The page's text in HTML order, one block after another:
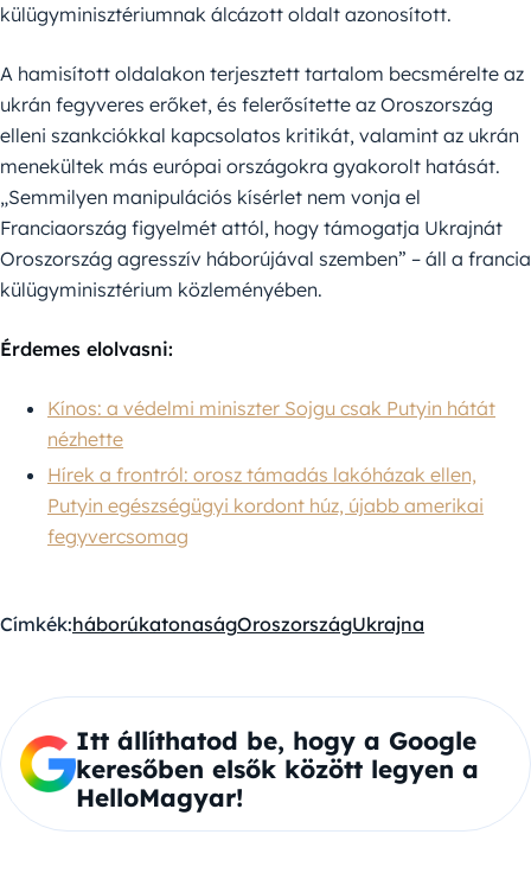
külügyminisztériumnak álcázott oldalt azonosított.
A hamisított oldalakon terjesztett tartalom becsmérelte az
ukrán fegyveres erőket, és felerősítette az Oroszország
elleni szankciókkal kapcsolatos kritikát, valamint az ukrán
menekültek más európai országokra gyakorolt hatását.
„Semmilyen manipulációs kísérlet nem vonja el
Franciaország figyelmét attól, hogy támogatja Ukrajnát
Oroszország agresszív háborújával szemben” – áll a francia
külügyminisztérium közleményében.
Érdemes elolvasni:
Kínos: a védelmi miniszter Sojgu csak Putyin hátát
nézhette
Hírek a frontról: orosz támadás lakóházak ellen,
Putyin egészségügyi kordont húz, újabb amerikai
fegyvercsomag
Címkék:háborúkatonaságOroszországUkrajna
Itt állíthatod be, hogy a Google
keresőben elsők között legyen a
HelloMagyar!